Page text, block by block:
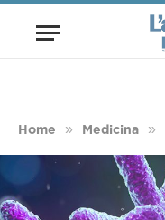
Home » Medicina »